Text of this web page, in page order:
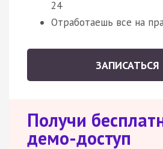
24
Отработаешь все на
ЗАПИСАТЬСЯ
Получи
демо-доступ